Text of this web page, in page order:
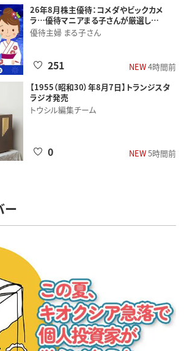
26年8月株主優待：コメダやビックカメ
ラ…優待マニアまる子さんが厳選し…
優待主婦 まる子さん
NEW4時間前
251
【1955（昭和30）年8月7日】トランジスタ
ラジオ発売
トウシル編集チーム
NEW5時間前
0
ー